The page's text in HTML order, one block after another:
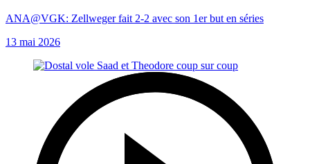
ANA@VGK: Zellweger fait 2-2 avec son 1er but en séries
13 mai 2026